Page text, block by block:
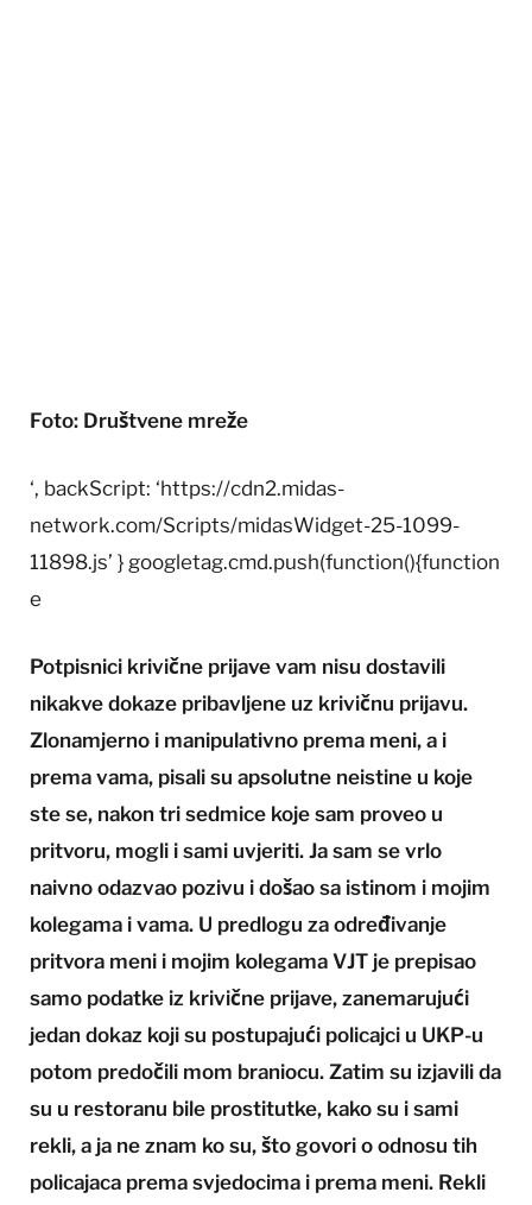
Foto: Društvene mreže
‘, backScript: ‘https://cdn2.midas-
network.com/Scripts/midasWidget-25-1099-
11898.js’ } googletag.cmd.push(function(){function
e
Potpisnici krivične prijave vam nisu dostavili
nikakve dokaze pribavljene uz krivičnu prijavu.
Zlonamjerno i manipulativno prema meni, a i
prema vama, pisali su apsolutne neistine u koje
ste se, nakon tri sedmice koje sam proveo u
pritvoru, mogli i sami uvjeriti. Ja sam se vrlo
naivno odazvao pozivu i došao sa istinom i mojim
kolegama i vama. U predlogu za određivanje
pritvora meni i mojim kolegama VJT je prepisao
samo podatke iz krivične prijave, zanemarujući
jedan dokaz koji su postupajući policajci u UKP-u
potom predočili mom braniocu. Zatim su izjavili da
su u restoranu bile prostitutke, kako su i sami
rekli, a ja ne znam ko su, što govori o odnosu tih
policajaca prema svjedocima i prema meni. Rekli